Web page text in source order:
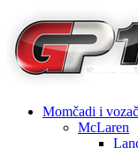
Momčadi i
McLaren